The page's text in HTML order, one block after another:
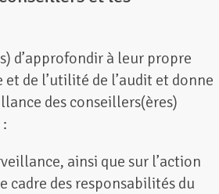
d’approfondir à leur propre
de l’utilité de l’audit et donne
des conseillers(ères)
ainsi que sur l’action
cadre des responsabilités du